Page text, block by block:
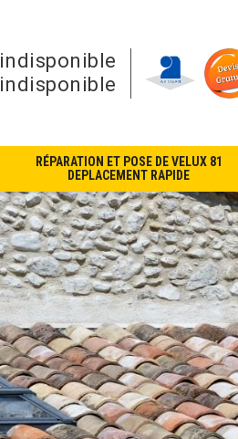
indisponible
indisponible
RÉPARATION ET POSE DE VELUX 81
DEPLACEMENT RAPIDE